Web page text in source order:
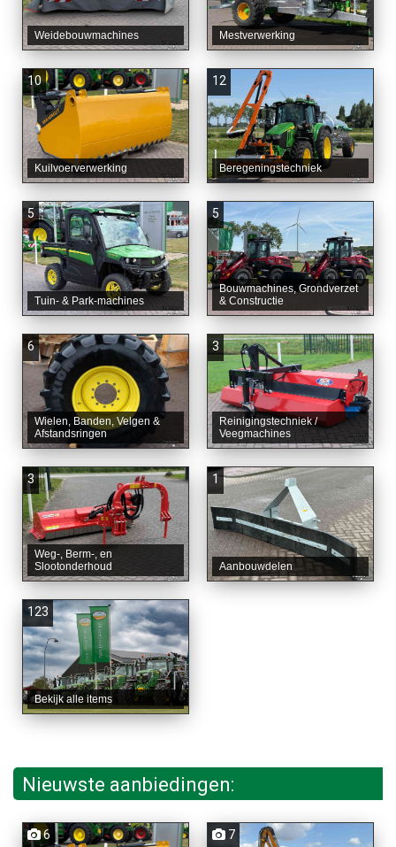
Weidebouwmachines Mestverwerking
10
Kuilvoerverwerking
12
Beregeningstechniek
5
Tuin- & Park-machines
5
Bouwmachines, Grondverzet
& Constructie
6
Wielen, Banden, Velgen &
Afstandsringen
3
Reinigingstechniek /
Veegmachines
3
Weg-, Berm-, en
Slootonderhoud
1
Aanbouwdelen
123
Bekijk alle items
Nieuwste aanbiedingen:
6 7